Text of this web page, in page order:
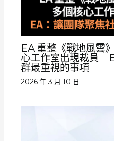
EA 重整《戰地風雲
心工作室出現裁員
群最重視的事項
2026 年 3 月 10 日